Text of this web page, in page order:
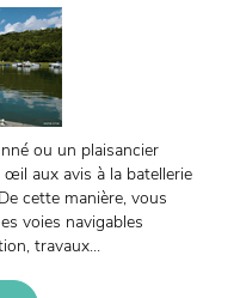
ou un plaisancier
aux avis à la batellerie
cette manière, vous
voies navigables
travaux...